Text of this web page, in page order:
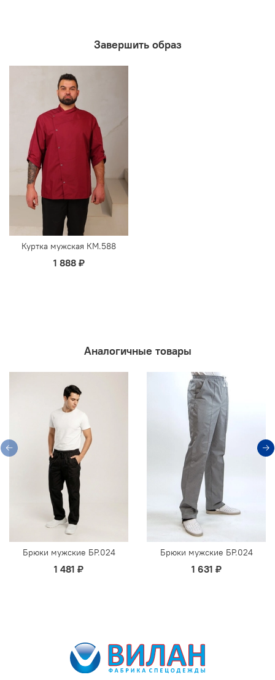
Завершить образ
Куртка мужская КМ.588
1 888 ₽
Аналогичные товары
Брюки мужские БР.024
1 481 ₽
Брюки мужские БР.024
1 631 ₽